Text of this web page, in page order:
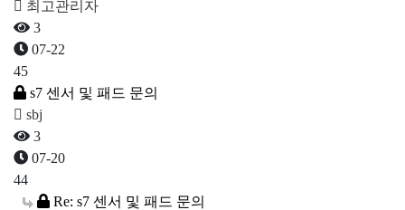
최고관리자
3
07-22
45
s7 센서 및 패드 문의
sbj
3
07-20
44
Re: s7 센서 및 패드 문의